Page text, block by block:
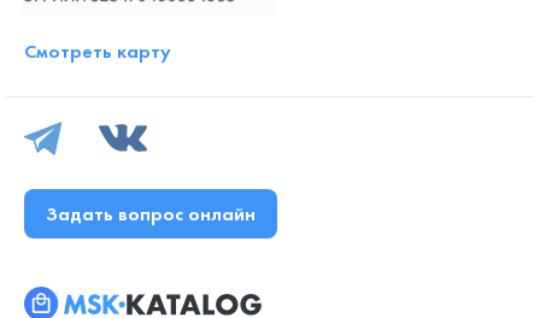
Смотреть карту
Задать вопрос онлайн